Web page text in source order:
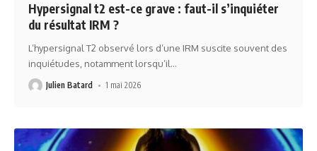
Hypersignal t2 est-ce grave : faut-il s’inquiéter
du résultat IRM ?
L’hypersignal T2 observé lors d’une IRM suscite souvent des
inquiétudes, notamment lorsqu’il…
Julien Batard 1 mai 2026